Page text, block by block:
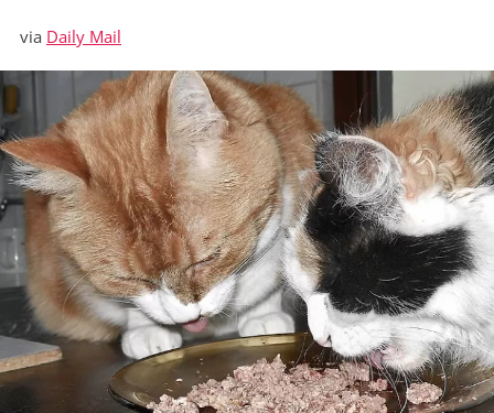
via Daily Mail